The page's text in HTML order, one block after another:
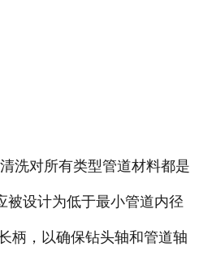
洗对所有类型管道材料都是
被设计为低于最小管道内径
柄，以确保钻头轴和管道轴